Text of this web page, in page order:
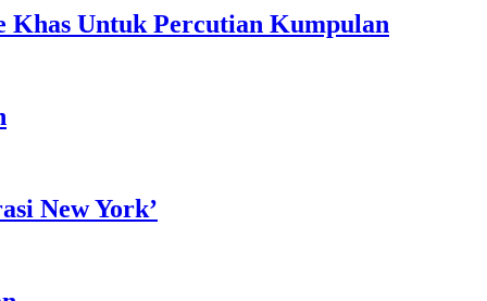
Khas Untuk Percutian Kumpulan
New York’